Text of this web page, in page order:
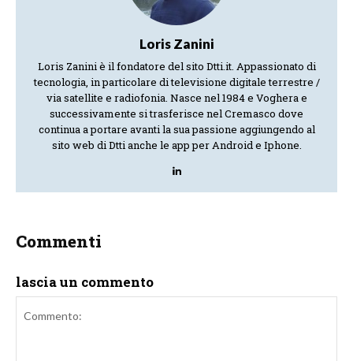
Loris Zanini
Loris Zanini è il fondatore del sito Dtti.it. Appassionato di
tecnologia, in particolare di televisione digitale terrestre /
via satellite e radiofonia. Nasce nel 1984 e Voghera e
successivamente si trasferisce nel Cremasco dove
continua a portare avanti la sua passione aggiungendo al
sito web di Dtti anche le app per Android e Iphone.
Commenti
lascia un commento